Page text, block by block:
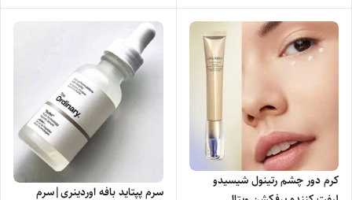
کرم دور چشم رتینول شیسیدو
سرم پپتاید بافه اوردینری|سرم